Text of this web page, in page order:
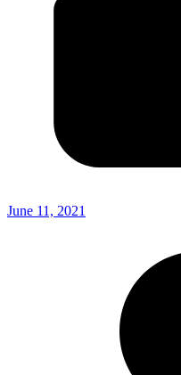
June 11, 2021